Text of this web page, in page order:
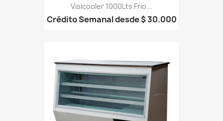
Visicooler 1000Lts Frio...
Crédito Semanal desde $ 30.000